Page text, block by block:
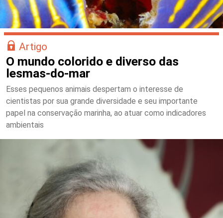
Artigo
O mundo colorido e diverso das
lesmas-do-mar
Esses pequenos animais despertam o interesse de
cientistas por sua grande diversidade e seu importante
papel na conservação marinha, ao atuar como indicadores
ambientais